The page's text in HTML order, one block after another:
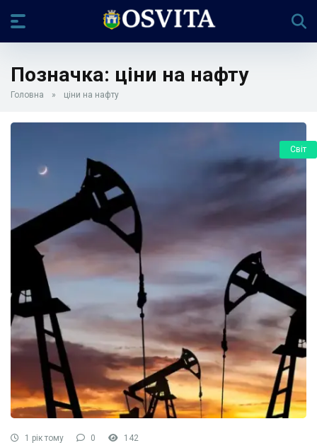
Позначка: ціни на нафту
Головна » ціни на нафту
Світ
1 рік тому 0 142